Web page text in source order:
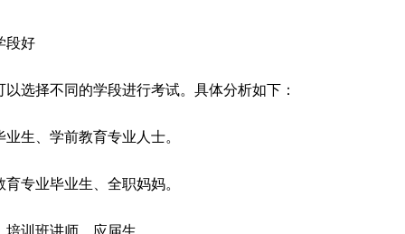
段好
选择不同的学段进行考试。具体分析如下：
生、学前教育专业人士。
专业毕业生、全职妈妈。
训班讲师、应届生。